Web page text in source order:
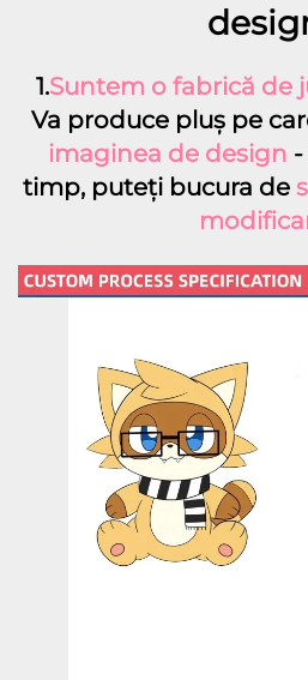
1.Suntem o fabrică de
Va produce pluş pe
imaginea de design -
timp, puteţi bucura de